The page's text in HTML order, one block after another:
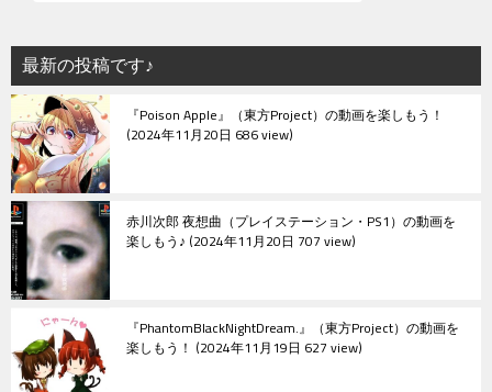
最新の投稿です♪
『Poison Apple』（東方Project）の動画を楽しもう！
2024年11月20日 686 view
赤川次郎 夜想曲（プレイステーション・PS1）の動画を
楽しもう♪ 2024年11月20日 707 view
『PhantomBlackNightDream.』（東方Project）の動画を
楽しもう！ 2024年11月19日 627 view